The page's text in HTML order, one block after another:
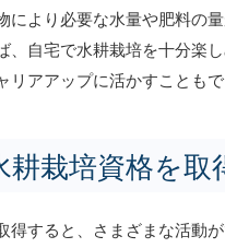
により必要な水量や肥料の
、自宅で水耕栽培を十分楽
リアアップに活かすこともで
耕栽培資格を
得すると、さまざまな活動が